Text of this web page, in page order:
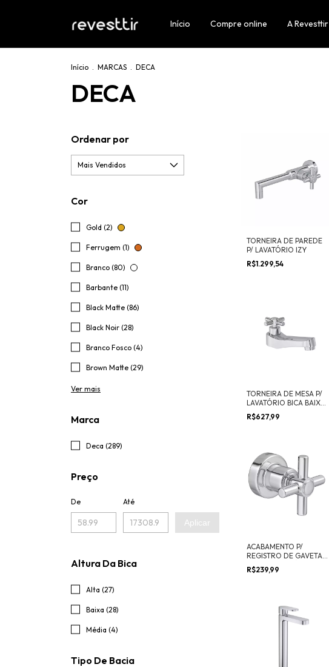
Início Compre online A Revesttir
Início . MARCAS . DECA
DECA
Ordenar por
Cor
Gold (2)
Ferrugem (1)
Branco (80)
Barbante (11)
Black Matte (86)
Black Noir (28)
Branco Fosco (4)
Brown Matte (29)
Ver mais
Marca
Deca (289)
Preço
De Até
Aplicar
Altura Da Bica
Alta (27)
Baixa (28)
Média (4)
Tipo De Bacia
TORNEIRA DE PAREDE
P/ LAVATÓRIO IZY
R$1.299,54
TORNEIRA DE MESA P/
LAVATÓRIO BICA BAIXA
IZY
R$627,99
ACABAMENTO P/
REGISTRO DE GAVETA
E PRESSÃO ATÉ 1" IZY
R$239,99